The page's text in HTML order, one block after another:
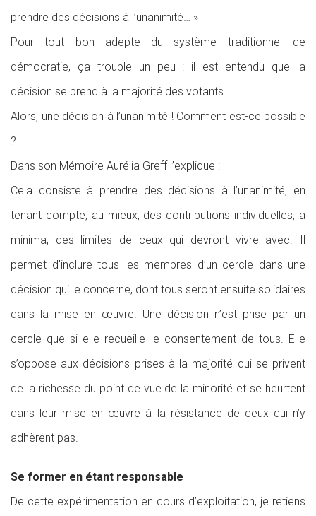
prendre des décisions à l’unanimité… »
Pour tout bon adepte du système traditionnel de
démocratie, ça trouble un peu : il est entendu que la
décision se prend à la majorité des votants.
Alors, une décision à l’unanimité ! Comment est-ce possible
?
Dans son Mémoire Aurélia Greff l’explique :
Cela consiste à prendre des décisions à l’unanimité, en
tenant compte, au mieux, des contributions individuelles, a
minima, des limites de ceux qui devront vivre avec. Il
permet d’inclure tous les membres d’un cercle dans une
décision qui le concerne, dont tous seront ensuite solidaires
dans la mise en œuvre. Une décision n’est prise par un
cercle que si elle recueille le consentement de tous. Elle
s’oppose aux décisions prises à la majorité qui se privent
de la richesse du point de vue de la minorité et se heurtent
dans leur mise en œuvre à la résistance de ceux qui n’y
adhèrent pas.
Se former en étant responsable
De cette expérimentation en cours d’exploitation, je retiens